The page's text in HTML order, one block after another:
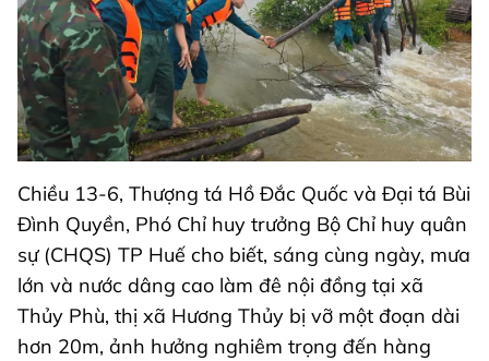
Chiều 13-6, Thượng tá Hồ Đắc Quốc và Đại tá Bùi
Đình Quyền, Phó Chỉ huy trưởng Bộ Chỉ huy quân
sự (CHQS) TP Huế cho biết, sáng cùng ngày, mưa
lớn và nước dâng cao làm đê nội đồng tại xã
Thủy Phù, thị xã Hương Thủy bị vỡ một đoạn dài
hơn 20m, ảnh hưởng nghiêm trọng đến hàng